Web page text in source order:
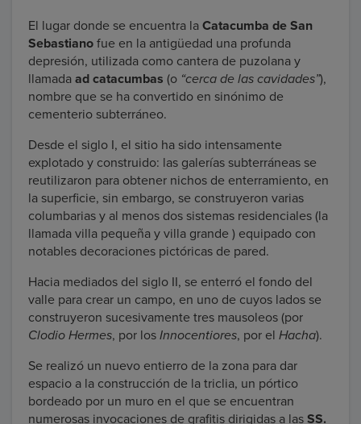
El lugar donde se encuentra la Catacumba de San
Sebastiano fue en la antigüedad una profunda
depresión, utilizada como cantera de puzolana y
llamada ad catacumbas (o “cerca de las cavidades”),
nombre que se ha convertido en sinónimo de
cementerio subterráneo.
Desde el siglo I, el sitio ha sido intensamente
explotado y construido: las galerías subterráneas se
reutilizaron para obtener nichos de enterramiento, en
la superficie, sin embargo, se construyeron varias
columbarias y al menos dos sistemas residenciales (la
llamada villa pequeña y villa grande ) equipado con
notables decoraciones pictóricas de pared.
Hacia mediados del siglo II, se enterró el fondo del
valle para crear un campo, en uno de cuyos lados se
construyeron sucesivamente tres mausoleos (por
Clodio Hermes, por los Innocentiores, por el Hacha).
Se realizó un nuevo entierro de la zona para dar
espacio a la construcción de la triclia, un pórtico
bordeado por un muro en el que se encuentran
numerosas invocaciones de grafitis dirigidas a las SS.